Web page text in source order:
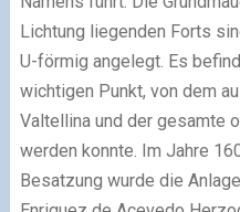
Lichtung liegenden Forts
U-förmig angelegt. Es
wichtigen Punkt, von dem
Valtellina und der gesamte
werden konnte. Im Jahre
Besatzung wurde die